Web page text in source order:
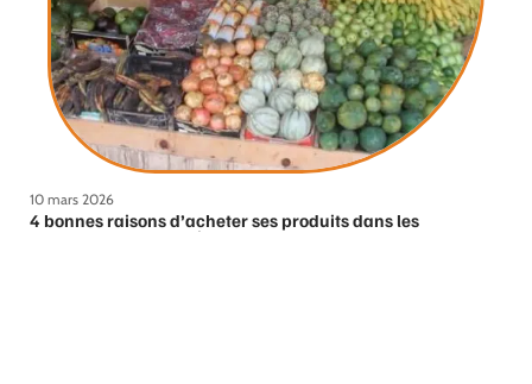
10 mars 2026
4 bonnes raisons d’acheter ses produits dans les
commerces du quartier